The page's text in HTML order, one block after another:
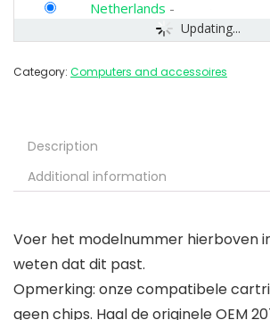
Updating...
Netherlands -
Category: Computers and accessoires
Description
Additional information
Voer het modelnummer hierboven
weten dat dit past.
Opmerking: onze compatibele
geen chips. Haal de originele OEM